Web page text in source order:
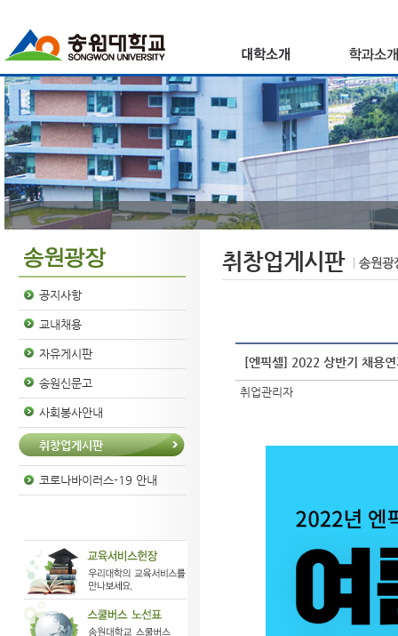
공지사항
교내채용
자유게시판
송원신문고
사회봉사안내
취창업게시판
코로나바이러스-19 안내
취창업게시판
[엔픽셀] 2022 상반기 채용
취업관리자